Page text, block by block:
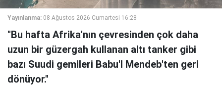
Yayınlanma: 08 Ağustos 2026 Cumartesi 16:28
"Bu hafta Afrika'nın çevresinden çok daha
uzun bir güzergah kullanan altı tanker gibi
bazı Suudi gemileri Babu'l Mendeb'ten geri
dönüyor."